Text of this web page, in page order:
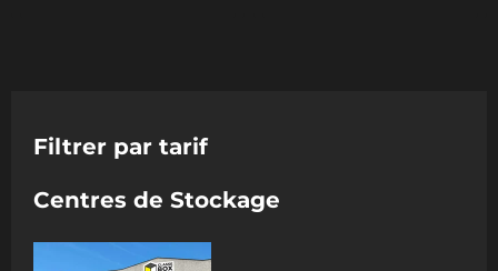
Filtrer par tarif
Centres de Stockage